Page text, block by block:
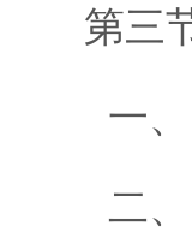
第三
一、
二、